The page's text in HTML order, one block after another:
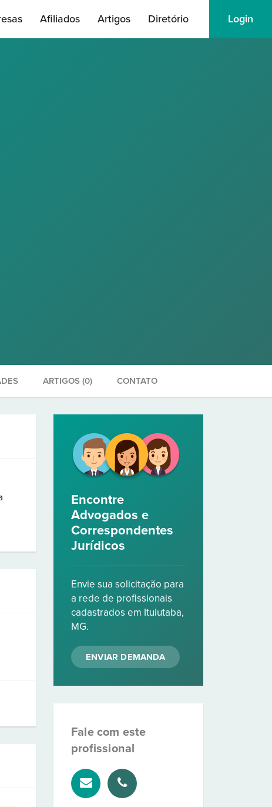
Afiliados Artigos Diretório Login
ARTIGOS (0) CONTATO
Encontre
Advogados e
Correspondentes
Jurídicos
Envie sua solicitação para
a rede de profissionais
cadastrados em Ituiutaba,
MG.
ENVIAR DEMANDA
Fale com este
profissional